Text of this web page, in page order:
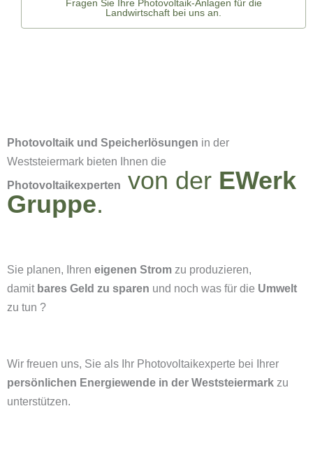
Fragen Sie Ihre Photovoltaik-Anlagen für die
Landwirtschaft bei uns an.
Photovoltaik und Speicherlösungen in der
Weststeiermark bieten Ihnen die
Photovoltaikexperten
von der EWerk
Gruppe.
Sie planen, Ihren eigenen Strom zu produzieren,
damit bares Geld zu sparen und noch was für die Umwelt
zu tun ?
Wir freuen uns, Sie als Ihr Photovoltaikexperte bei Ihrer
persönlichen Energiewende in der Weststeiermark zu
unterstützen.